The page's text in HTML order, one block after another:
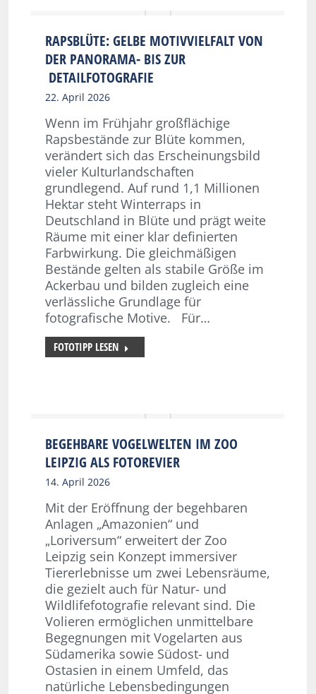
RAPSBLÜTE: GELBE MOTIVVIELFALT VON
DER PANORAMA- BIS ZUR
DETAILFOTOGRAFIE
22. April 2026
Wenn im Frühjahr großflächige
Rapsbestände zur Blüte kommen,
verändert sich das Erscheinungsbild
vieler Kulturlandschaften
grundlegend. Auf rund 1,1 Millionen
Hektar steht Winterraps in
Deutschland in Blüte und prägt weite
Räume mit einer klar definierten
Farbwirkung. Die gleichmäßigen
Bestände gelten als stabile Größe im
Ackerbau und bilden zugleich eine
verlässliche Grundlage für
fotografische Motive. Für…
FOTOTIPP LESEN
BEGEHBARE VOGELWELTEN IM ZOO
LEIPZIG ALS FOTOREVIER
14. April 2026
Mit der Eröffnung der begehbaren
Anlagen „Amazonien“ und
„Loriversum“ erweitert der Zoo
Leipzig sein Konzept immersiver
Tiererlebnisse um zwei Lebensräume,
die gezielt auch für Natur- und
Wildlifefotografie relevant sind. Die
Volieren ermöglichen unmittelbare
Begegnungen mit Vogelarten aus
Südamerika sowie Südost- und
Ostasien in einem Umfeld, das
natürliche Lebensbedingungen